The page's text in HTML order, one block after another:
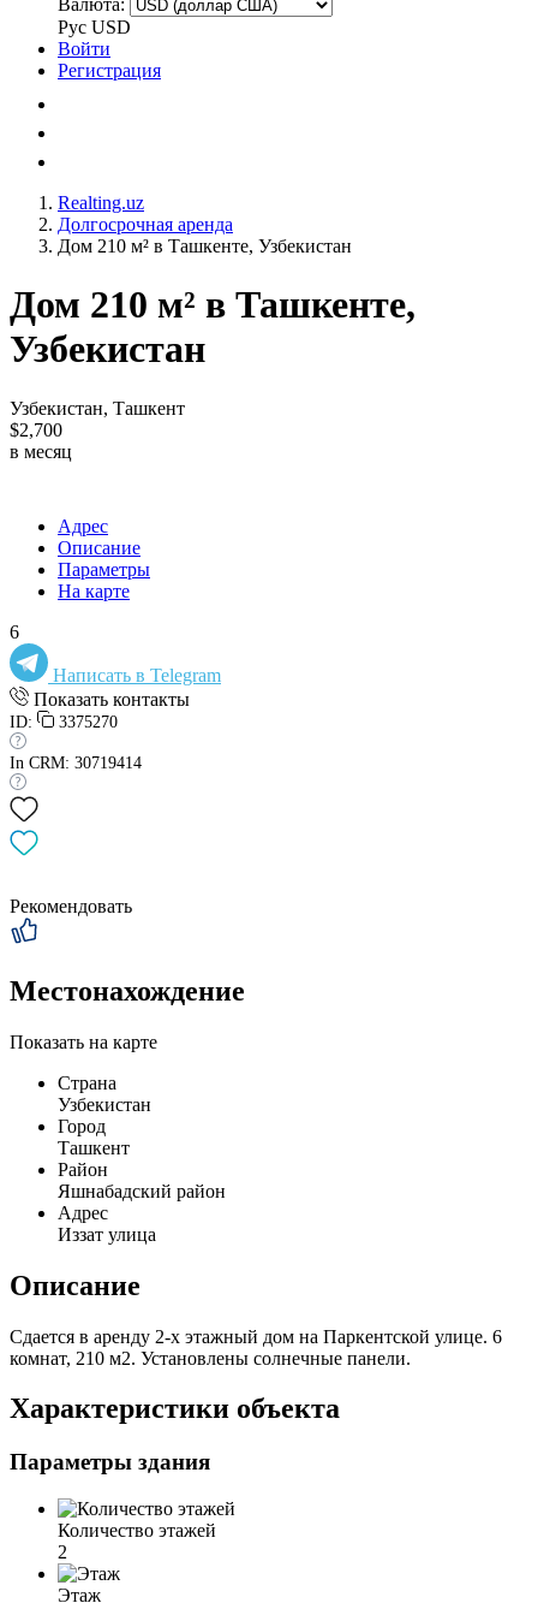
Валюта:
Рус USD
Войти
Регистрация
Realting.uz
Долгосрочная аренда
Дом 210 м² в Ташкенте, Узбекистан
Дом 210 м² в Ташкенте,
Узбекистан
Узбекистан, Ташкент
$2,700
в месяц
Адрес
Описание
Параметры
На карте
6
Написать в Telegram
Показать контакты
ID: 3375270
In CRM: 30719414
Рекомендовать
Местонахождение
Показать на карте
Страна
Узбекистан
Город
Ташкент
Район
Яшнабадский район
Адрес
Иззат улица
Описание
Сдается в аренду 2-х этажный дом на Паркентской улице. 6
комнат, 210 м2. Установлены солнечные панели.
Характеристики объекта
Параметры здания
Количество этажей
2
Этаж